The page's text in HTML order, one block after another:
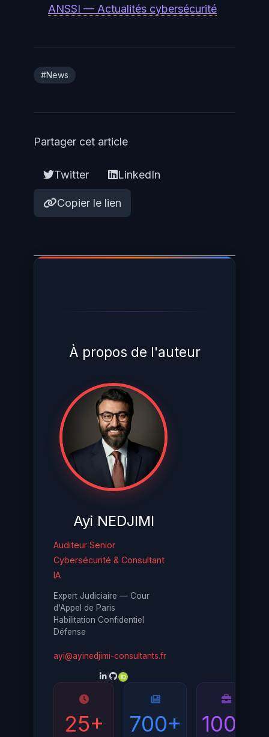
correctement menée.
ANSSI — Actualités cybersécurité
#News
Partager cet article
Twitter LinkedIn
Copier le lien
À propos de l'auteur
Ayi NEDJIMI
Auditeur Senior
Cybersécurité & Consultant
IA
Expert Judiciaire — Cour
d'Appel de Paris
Habilitation Confidentiel
Défense
ayi@ayinedjimi-consultants.fr
25+ 700+ 100+